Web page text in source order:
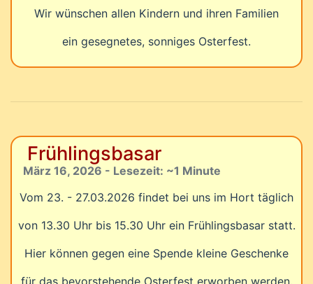
Wir wünschen allen Kindern und ihren Familien
ein gesegnetes, sonniges Osterfest.
Frühlingsbasar
März 16, 2026 - Lesezeit: ~1 Minute
Vom 23. - 27.03.2026 findet bei uns im Hort täglich
von 13.30 Uhr bis 15.30 Uhr ein Frühlingsbasar statt.
Hier können gegen eine Spende kleine Geschenke